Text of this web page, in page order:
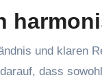
und klaren
dass